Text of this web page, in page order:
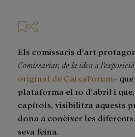
Els comissaris d’art
Comissariar, de la idea a l’exposició
original de CaixaForum+
plataforma el 10 d’abril i
capítols, visibilitza aquests
dona a conèixer les diferents
seva feina.